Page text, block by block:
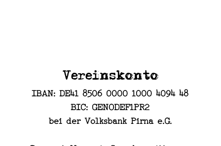
Vereinskonto
IBAN: DE41 8506 0000 1000 4094 48
BIC: GENODEF1PR2
bei der Volksbank Pirna e.G.